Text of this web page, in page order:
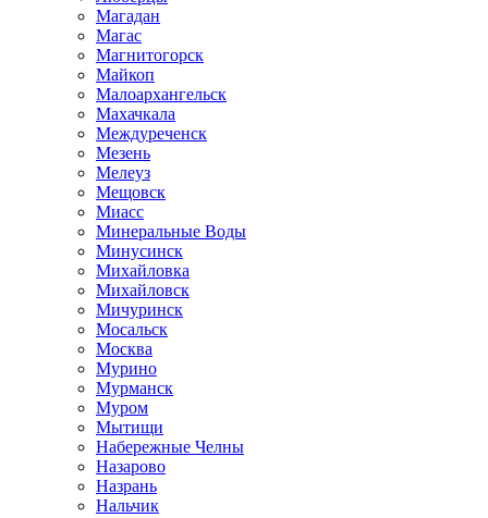
Магадан
Магас
Магнитогорск
Майкоп
Малоархангельск
Махачкала
Междуреченск
Мезень
Мелеуз
Мещовск
Миасс
Минеральные Воды
Минусинск
Михайловка
Михайловск
Мичуринск
Мосальск
Москва
Мурино
Мурманск
Муром
Мытищи
Набережные Челны
Назарово
Назрань
Нальчик